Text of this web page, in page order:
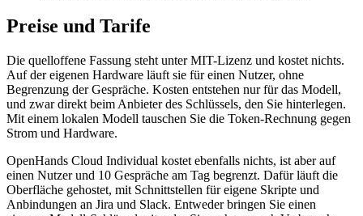
Preise und Tarife
Die quelloffene Fassung steht unter MIT-Lizenz und kostet nichts.
Auf der eigenen Hardware läuft sie für einen Nutzer, ohne
Begrenzung der Gespräche. Kosten entstehen nur für das Modell,
und zwar direkt beim Anbieter des Schlüssels, den Sie hinterlegen.
Mit einem lokalen Modell tauschen Sie die Token-Rechnung gegen
Strom und Hardware.
OpenHands Cloud Individual kostet ebenfalls nichts, ist aber auf
einen Nutzer und 10 Gespräche am Tag begrenzt. Dafür läuft die
Oberfläche gehostet, mit Schnittstellen für eigene Skripte und
Anbindungen an Jira und Slack. Entweder bringen Sie einen